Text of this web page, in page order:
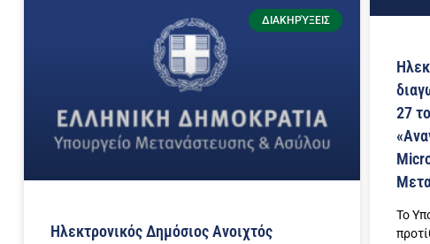
ΔΙΑΚΗΡΎΞΕΙΣ
Ηλεκτρονικός Δημόσιος Ανοιχτός
27
Το